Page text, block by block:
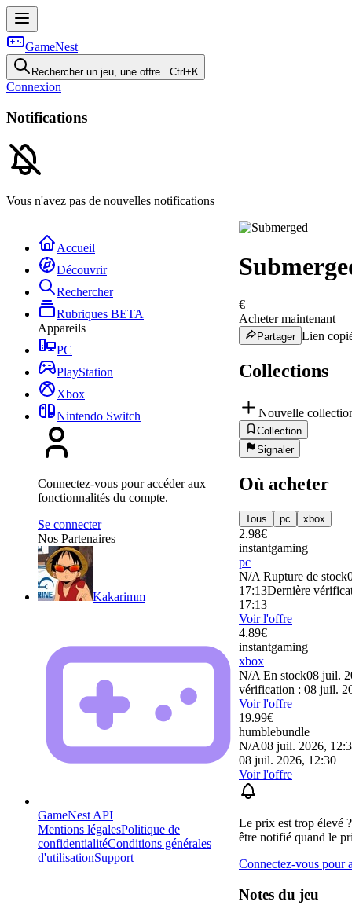
GameNest
Rechercher un jeu, une offre...Ctrl+K
Connexion
Notifications
Vous n'avez pas de nouvelles notifications
Accueil
Découvrir
Rechercher
Rubriques BETA
Appareils
PC
PlayStation
Xbox
Nintendo Switch
Connectez-vous pour accéder aux
fonctionnalités du compte.
Se connecter
Nos Partenaires
Kakarimm
GameNest API
Mentions légalesPolitique de
confidentialitéConditions générales
d'utilisationSupport
€
Acheter maintenant
Partager Lien
Collections
Nouvelle
Collection
Signaler
Où acheter
Tous pc xbox
2.98€
instantgaming
pc
N/A Rupture de stock
17:13Dernière
17:13
Voir l'offre
4.89€
instantgaming
xbox
N/A En stock08 juil.
vérification : 08 juil.
Voir l'offre
19.99€
humblebundle
N/A08 juil. 2026,
08 juil. 2026, 12:30
Voir l'offre
Le prix est trop élevé
être notifié quand le
Connectez-vous pour
Notes du jeu